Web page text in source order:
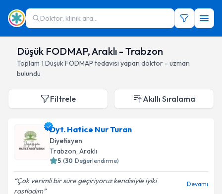
Doktor, klinik ara...
Düşük FODMAP, Araklı - Trabzon
Toplam 1 Düşük FODMAP tedavisi yapan doktor - uzman
bulundu
Filtrele Akıllı Sıralama
Dyt. Hatice Nur Turan
Diyetisyen
Trabzon, Araklı
5 (30 Değerlendirme)
Çok verimli bir süre geçiriyoruz kendisiyle iyiki
rastladım
Devamı